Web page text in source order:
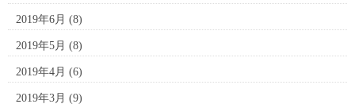
2019年6月 (8)
2019年5月 (8)
2019年4月 (6)
2019年3月 (9)